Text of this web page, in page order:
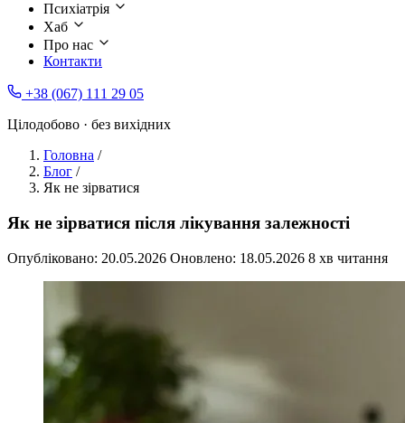
Психіатрія
Хаб
Про нас
Контакти
+38 (067) 111 29 05
Цілодобово · без вихідних
Головна /
Блог /
Як не зірватися
Як не зірватися після лікування залежності
Опубліковано: 20.05.2026 Оновлено: 18.05.2026 8 хв читання